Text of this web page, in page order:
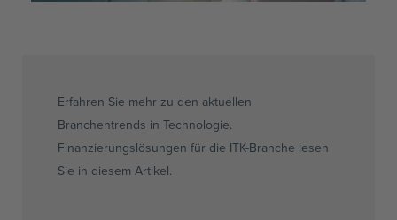
Erfahren Sie mehr zu den aktuellen
Branchentrends in Technologie.
Finanzierungslösungen für die ITK-Branche lesen
Sie in diesem Artikel.